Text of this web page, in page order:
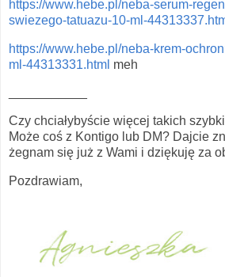
https://www.hebe.pl/neba-serum-
swiezego-tatuazu-10-ml-
https://www.hebe.pl/neba-krem-
ml-44313331.html meh
Czy chciałybyście więcej takich
Może coś z Kontigo lub DM? Dajcie
żegnam się już z Wami i dziękuję za
Pozdrawiam,